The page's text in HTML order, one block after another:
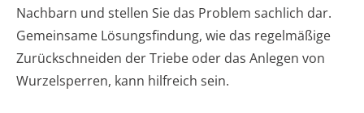
Nachbarn und stellen Sie das Problem sachlich dar.
Gemeinsame Lösungsfindung, wie das regelmäßige
Zurückschneiden der Triebe oder das Anlegen von
Wurzelsperren, kann hilfreich sein.